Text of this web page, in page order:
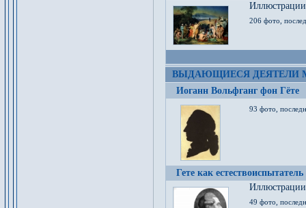
206 фото,
ВЫДАЮЩИЕСЯ ДЕЯТЕЛИ
Иоганн Вольфганг фон Гёте
93 фото,
Гете как естествоиспытатель
49 фото,